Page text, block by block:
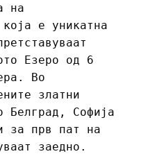
на
е уникатна
Езеро од 6
Во
златни
Белград, Софија
за прв пат на
заедно.